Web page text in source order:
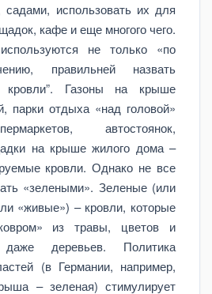
садами, использовать их для
кафе и еще многого чего.
не только «по
правильней назвать
кровли”. Газоны на крыше
парки отдыха «над головой»
автостоянок,
на крыше жилого дома –
кровли. Однако не все
«зелеными». Зеленые (или
«живые») – кровли, которые
из травы, цветов и
деревьев. Политика
(в Германии, например,
– зеленая) стимулирует